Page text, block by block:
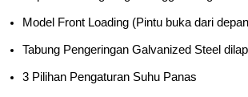
Model Front Loading (Pintu buka dari
Tabung Pengeringan Galvanized Steel
3 Pilihan Pengaturan Suhu Panas